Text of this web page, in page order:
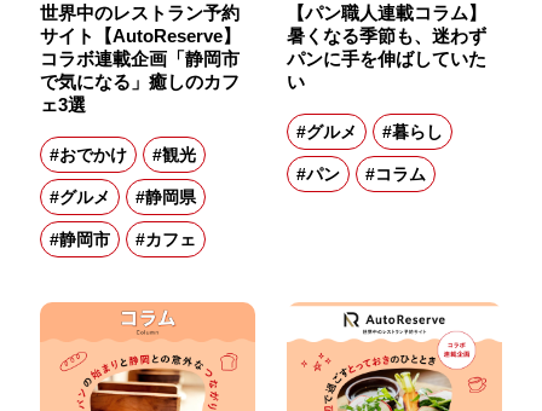
世界中のレストラン予約
サイト【AutoReserve】
コラボ連載企画「静岡市
で気になる」癒しのカフ
ェ3選
#おでかけ #観光
#グルメ #静岡県
#静岡市 #カフェ
【パン職人連載コラム】
暑くなる季節も、迷わず
パンに手を伸ばしていた
い
#グルメ #暮らし
#パン #コラム